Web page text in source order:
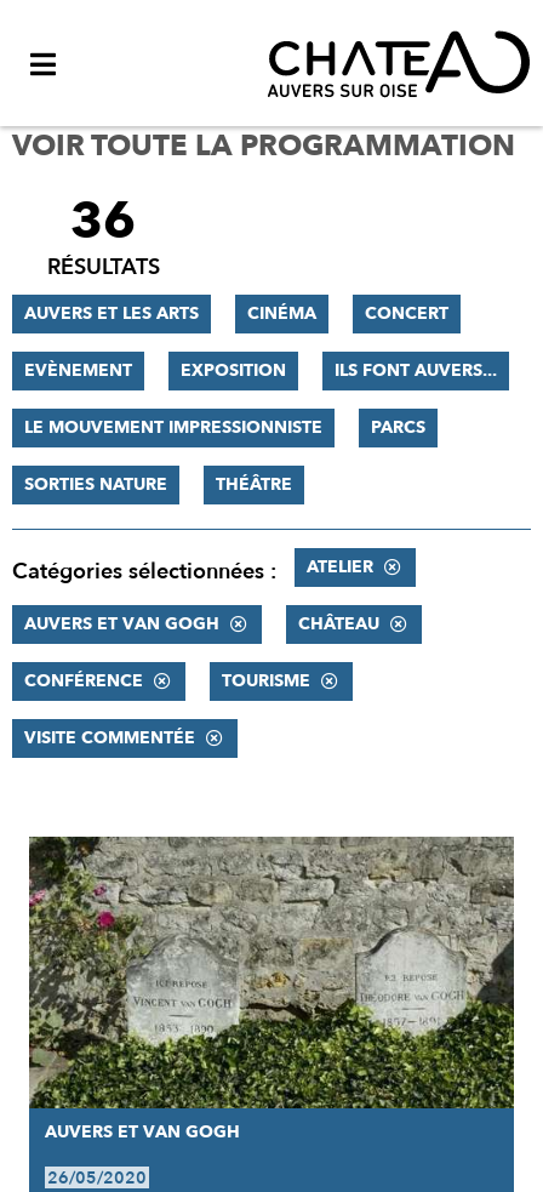
VOIR TOUTE LA PROGRAMMATION
FILTRER
RÉSULTATS
36
RÉSULTATS
AUVERS ET LES ARTS CINÉMA CONCERT
EVÈNEMENT EXPOSITION ILS FONT AUVERS...
LE MOUVEMENT IMPRESSIONNISTE PARCS
SORTIES NATURE THÉÂTRE
Catégories sélectionnées : ATELIER
AUVERS ET VAN GOGH CHÂTEAU
CONFÉRENCE TOURISME
VISITE COMMENTÉE
RÉSULTATS
AUVERS ET VAN GOGH
26/05/2020